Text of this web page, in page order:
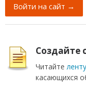
Войти на сайт →
Создайте
Читайте
касающихся